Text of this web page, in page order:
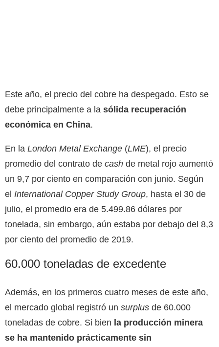
Este año, el precio del cobre ha despegado. Esto se
debe principalmente a la sólida recuperación
económica en China.
En la London Metal Exchange (LME), el precio
promedio del contrato de cash de metal rojo aumentó
un 9,7 por ciento en comparación con junio. Según
el International Copper Study Group, hasta el 30 de
julio, el promedio era de 5.499.86 dólares por
tonelada, sin embargo, aún estaba por debajo del 8,3
por ciento del promedio de 2019.
60.000 toneladas de excedente
Además, en los primeros cuatro meses de este año,
el mercado global registró un surplus de 60.000
toneladas de cobre. Si bien la producción minera
se ha mantenido prácticamente sin